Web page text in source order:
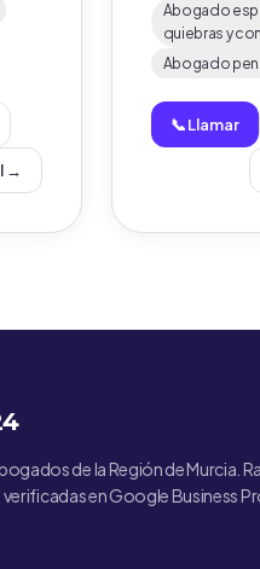
→
Abogado
quiebras y
Abogado
📞 Llamar
de la Región de Murcia.
en Google Business